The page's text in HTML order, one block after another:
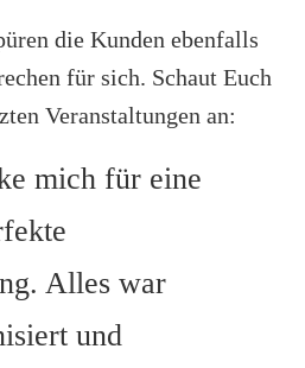
die Kunden ebenfalls
für sich. Schaut Euch
Veranstaltungen an:
mich für eine
Alles war
und